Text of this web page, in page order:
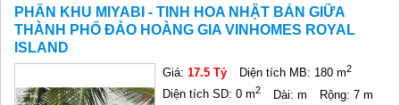
PHÂN KHU MIYABI - TINH HOA NHẬT BẢN GIỮA
THÀNH PHỐ ĐẢO HOÀNG GIA VINHOMES ROYAL
ISLAND
Giá:17.5 Tỷ Diện tích MB: 180 m2
Diện tích SD: 0 m2 Dài: m
Rộng: 7 m